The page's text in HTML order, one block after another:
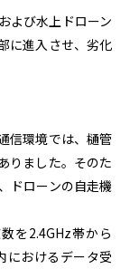
よび水上ドローン
に進入させ、劣化
信環境では、樋管
りました。そのた
ドローンの自走機
を2.4GHz帯から
におけるデータ受